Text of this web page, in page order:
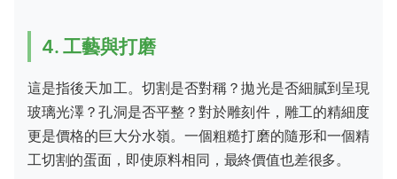
4. 工藝與打磨
這是指後天加工。切割是否對稱？拋光是否細膩到呈現
玻璃光澤？孔洞是否平整？對於雕刻件，雕工的精細度
更是價格的巨大分水嶺。一個粗糙打磨的隨形和一個精
工切割的蛋面，即使原料相同，最終價值也差很多。